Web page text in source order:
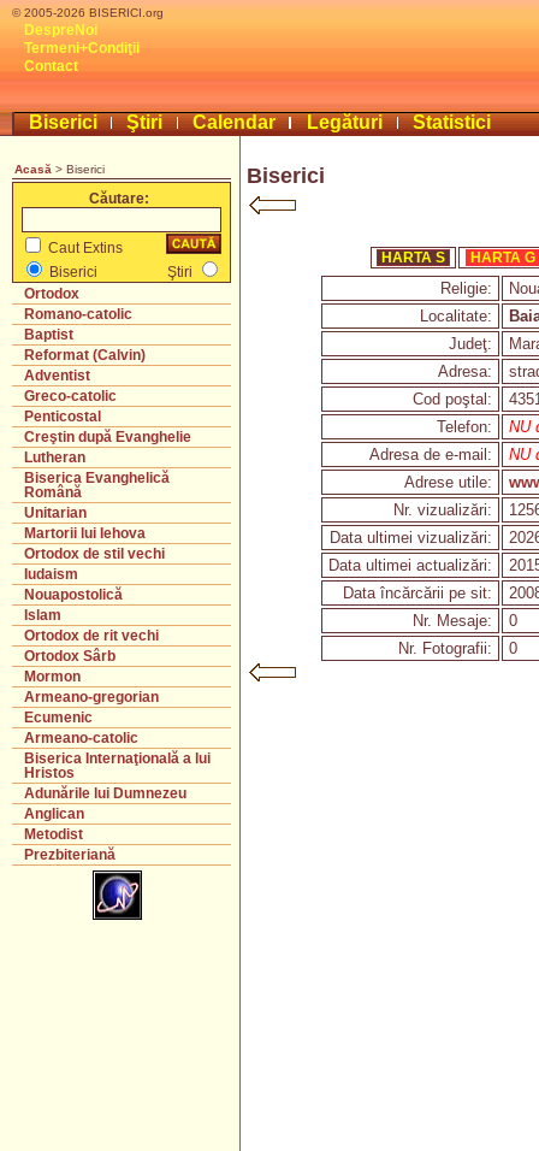
© 2005-2026 BISERICI.org
DespreNoi
Termeni+Condiţii
Contact
Biserici Ştiri Calendar Legături Statistici
Acasă > Biserici
Căutare:
Caut Extins
Biserici
Ştiri
Ortodox
Romano-catolic
Baptist
Reformat (Calvin)
Adventist
Greco-catolic
Penticostal
Creştin după Evanghelie
Lutheran
Biserica Evanghelică
Română
Unitarian
Martorii lui Iehova
Ortodox de stil vechi
Iudaism
Nouapostolică
Islam
Ortodox de rit vechi
Ortodox Sârb
Mormon
Armeano-gregorian
Ecumenic
Armeano-catolic
Biserica Internaţională a lui
Hristos
Adunările lui Dumnezeu
Anglican
Metodist
Prezbiteriană
Biserici
HARTA S HARTA G
Religie:
Localitate:
Judeţ:
Adresa:
Cod poştal:
Telefon:
NU
Adresa de e-mail:
NU
Adrese utile:
Nr. vizualizări:
Data ultimei vizualizări:
Data ultimei actualizări:
Data încărcării pe sit:
Nr. Mesaje:
0
Nr. Fotografii:
0